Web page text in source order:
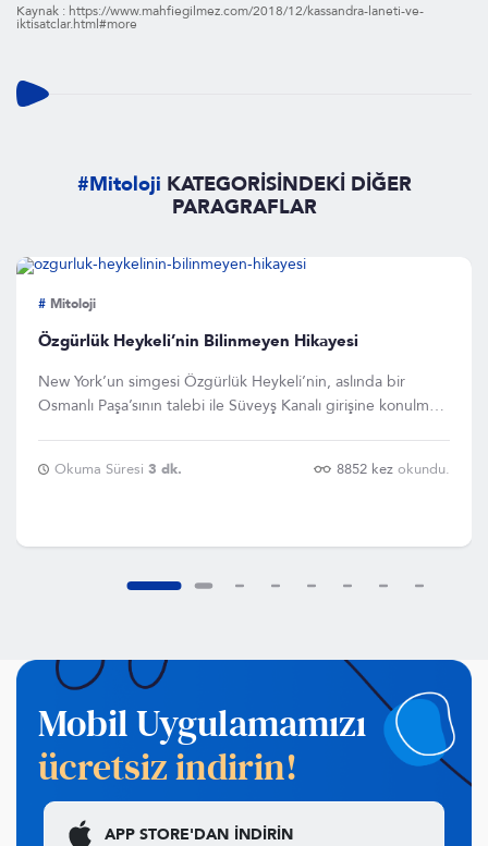
Kaynak : https://www.mahfiegilmez.com/2018/12/kassandra-laneti-ve-
iktisatclar.html#more
#Mitoloji KATEGORİSİNDEKİ DİĞER
PARAGRAFLAR
# Mitoloji
Özgürlük Heykeli’nin Bilinmeyen Hikayesi
New York’un simgesi Özgürlük Heykeli’nin, aslında bir
Osmanlı Paşa’sının talebi ile Süveyş Kanalı girişine konulmak
Okuma Süresi 3 dk. 8852 kez okundu.
Mobil Uygulamamızı
ücretsiz indirin!
APP STORE'DAN İNDİRİN